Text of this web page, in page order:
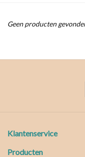
Geen producten
Klantenservice
Producten